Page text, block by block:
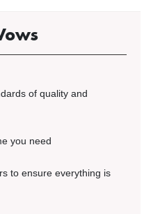
of quality and
you need
to ensure everything is